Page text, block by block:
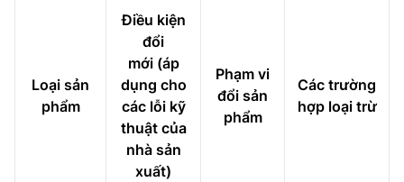
Loại sản
phẩm
Điều kiện
đổi
mới (áp
dụng cho
các lỗi kỹ
thuật của
nhà sản
xuất)
Phạm vi
đổi sản
phẩm
Các trường
hợp loại trừ